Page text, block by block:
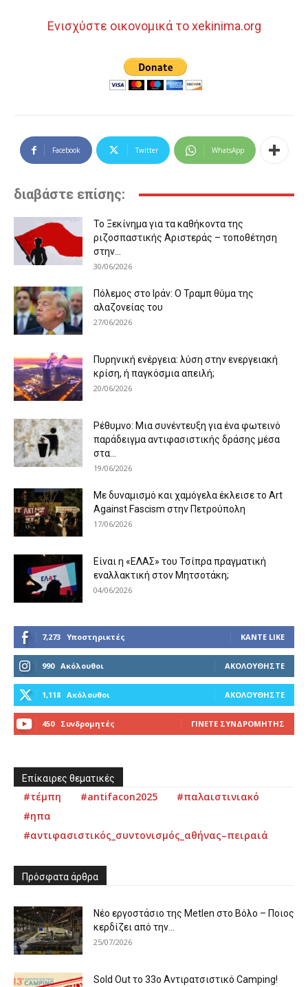
Ενισχύστε οικονομικά το xekinima.org
Facebook Twitter WhatsApp
διαβάστε επίσης:
Το Ξεκίνημα για τα καθήκοντα της
ριζοσπαστικής Αριστεράς – τοποθέτηση
στην...
30/06/2026
Πόλεμος στο Ιράν: Ο Τραμπ θύμα της
αλαζονείας του
27/06/2026
Πυρηνική ενέργεια: λύση στην ενεργειακή
κρίση, ή παγκόσμια απειλή;
20/06/2026
Ρέθυμνο: Μια συνέντευξη για ένα φωτεινό
παράδειγμα αντιφασιστικής δράσης μέσα
στα...
19/06/2026
Με δυναμισμό και χαμόγελα έκλεισε το Art
Against Fascism στην Πετρούπολη
17/06/2026
Είναι η «ΕΛΑΣ» του Τσίπρα πραγματική
εναλλακτική στον Μητσοτάκη;
04/06/2026
7,273 Υποστηρικτές ΚΆΝΤΕ LIKE
990 Ακόλουθοι ΑΚΟΛΟΥΘΉΣΤΕ
1,118 Ακόλουθοι ΑΚΟΛΟΥΘΉΣΤΕ
450 Συνδρομητές ΓΊΝΕΤΕ ΣΥΝΔΡΟΜΗΤΉΣ
Επίκαιρες θεματικές
#τέμπη #antifacon2025
#παλαιστινιακό
#ηπα
#αντιφασιστικός_συντονισμός_αθήνας–πειραιά
Πρόσφατα άρθρα
Νέο εργοστάσιο της Metlen στο Βόλο – Ποιος
κερδίζει από την...
25/07/2026
Sold Out το 33ο Αντιρατσιστικό Camping!